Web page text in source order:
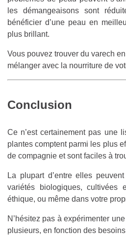
les démangeaisons sont
bénéficier d’une peau en
plus brillant.
Vous pouvez trouver du varech
mélanger avec la nourriture de
Conclusion
Ce n’est certainement pas une
plantes comptent parmi les plus
de compagnie et sont faciles à
La plupart d’entre elles
variétés biologiques, cultivées
éthique, ou même dans votre
N’hésitez pas à expérimenter
plusieurs, en fonction des